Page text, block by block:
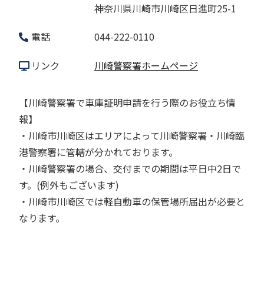
神奈川県川崎市川崎区日進町25-1
電話
044-222-0110
リンク 川崎警察署ホームページ
【川崎警察署で車庫証明申請を行う際のお役立ち情
報】
・川崎市川崎区はエリアによって川崎警察署・川崎臨
港警察署に管轄が分かれております。
・川崎警察署の場合、交付までの期間は平日中2日で
す。(例外もございます)
・川崎市川崎区では軽自動車の保管場所届出が必要と
なります。